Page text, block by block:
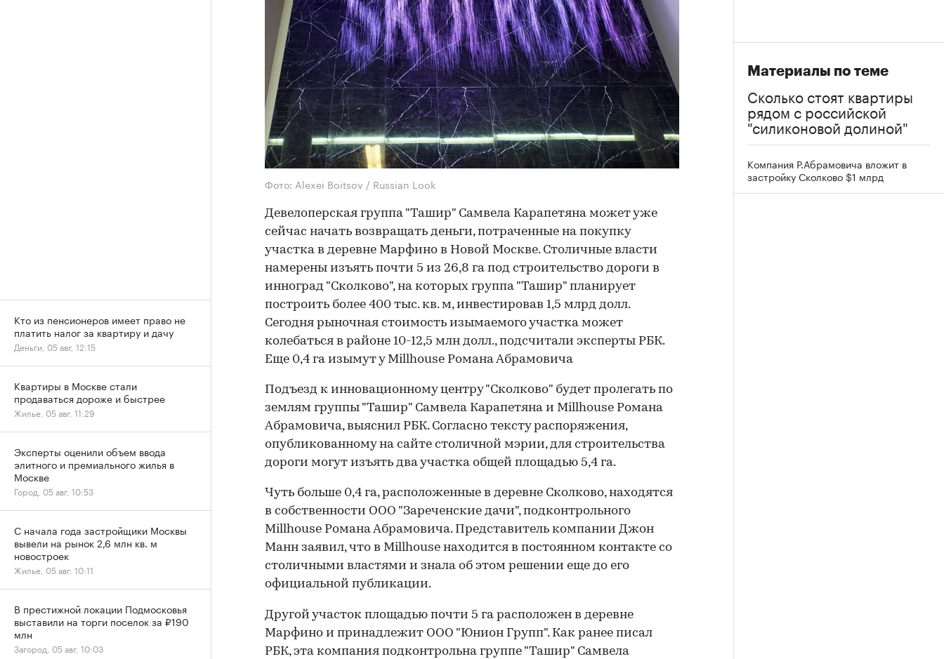
Фото: Alexei Boitsov / Russian Look
Девелоперская группа "Ташир" Самвела Карапетяна может уже
сейчас начать возвращать деньги, потраченные на покупку
участка в деревне Марфино в Новой Москве. Столичные власти
намерены изъять почти 5 из 26,8 га под строительство дороги в
инноград "Сколково", на которых группа "Ташир" планирует
построить более 400 тыс. кв. м, инвестировав 1,5 млрд долл.
Сегодня рыночная стоимость изымаемого участка может
колебаться в районе 10-12,5 млн долл., подсчитали эксперты РБК.
Еще 0,4 га изымут у Millhouse Романа Абрамовича
Подъезд к инновационному центру "Сколково" будет пролегать по
землям группы "Ташир" Самвела Карапетяна и Millhouse Романа
Абрамовича, выяснил РБК. Согласно тексту распоряжения,
опубликованному на сайте столичной мэрии, для строительства
дороги могут изъять два участка общей площадью 5,4 га.
Чуть больше 0,4 га, расположенные в деревне Сколково, находятся
в собственности ООО "Зареченские дачи", подконтрольного
Millhouse Романа Абрамовича. Представитель компании Джон
Манн заявил, что в Millhouse находится в постоянном контакте со
столичными властями и знала об этом решении еще до его
официальной публикации.
Другой участок площадью почти 5 га расположен в деревне
Марфино и принадлежит ООО "Юнион Групп". Как ранее писал
РБК, эта компания подконтрольна группе "Ташир" Самвела
Материалы по теме
Сколько стоят квартиры
рядом с российской
"силиконовой долиной"
Компания Р.Абрамовича вложит в
застройку Сколково $1 млрд
Кто из пенсионеров имеет право не
платить налог за квартиру и дачу
Деньги, 05 авг, 12:15
Квартиры в Москве стали
продаваться дороже и быстрее
Жилье, 05 авг, 11:29
Эксперты оценили объем ввода
элитного и премиального жилья в
Москве
Город, 05 авг, 10:53
С начала года застройщики Москвы
вывели на рынок 2,6 млн кв. м
новостроек
Жилье, 05 авг, 10:11
В престижной локации Подмосковья
выставили на торги поселок за ₽190
млн
Загород, 05 авг, 10:03